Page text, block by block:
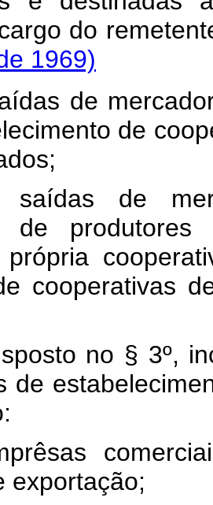
cargo do
1969)
de
de
de
de
cooperativas
no § 3º,
de
exportação;